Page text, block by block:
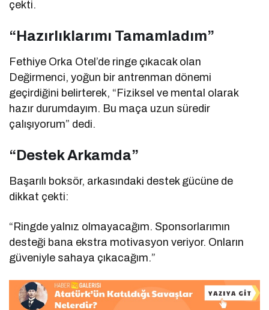
çekti.
“Hazırlıklarımı Tamamladım”
Fethiye Orka Otel’de ringe çıkacak olan
Değirmenci, yoğun bir antrenman dönemi
geçirdiğini belirterek, “Fiziksel ve mental olarak
hazır durumdayım. Bu maça uzun süredir
çalışıyorum” dedi.
“Destek Arkamda”
Başarılı boksör, arkasındaki destek gücüne de
dikkat çekti:
“Ringde yalnız olmayacağım. Sponsorlarımın
desteği bana ekstra motivasyon veriyor. Onların
güveniyle sahaya çıkacağım.”